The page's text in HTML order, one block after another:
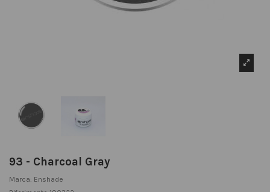
93 - Charcoal Gray
Marca: Enshade